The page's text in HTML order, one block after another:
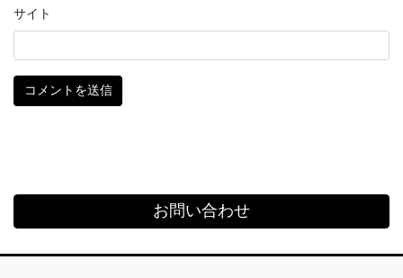
サイト
お問い合わせ